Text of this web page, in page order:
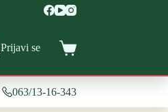
Prijavi se
Shopping
063/13-16-343